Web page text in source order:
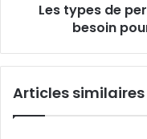
Les types de
besoin
Articles similaires